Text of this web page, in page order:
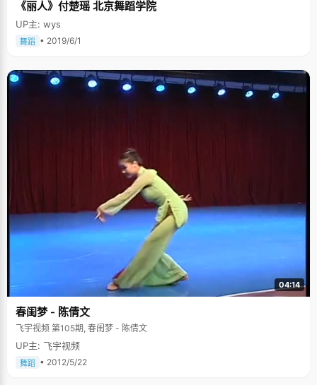
《丽人》付楚瑶 北京舞蹈学院
UP主: wys
舞蹈 • 2019/6/1
04:14
春闺梦 - 陈倩文
飞宇视频 第105期, 春闺梦 - 陈倩文
UP主: 飞宇视频
舞蹈 • 2012/5/22